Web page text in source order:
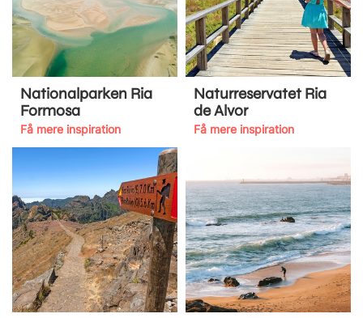
Nationalparken Ria
Formosa
Få mere inspiration
Naturreservatet Ria
de Alvor
Få mere inspiration